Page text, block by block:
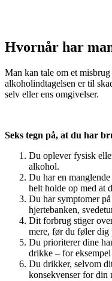
Hvornår har
Man kan tale om et
alkoholindtagelsen er til
selv eller ens omgivelser.
Seks tegn på, at du har
Du oplever fysisk
alkohol.
Du har en
helt holde op med at
Du har symptomer
hjertebanken,
Dit forbrug stiger
mere, før du føler dig
Du prioriterer dine
drikke – for
Du drikker, selvom
konsekvenser for din